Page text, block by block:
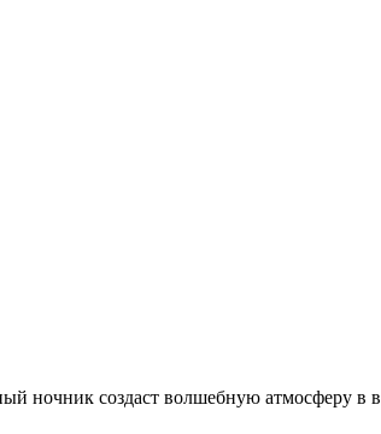
ночник создаст волшебную атмосферу в